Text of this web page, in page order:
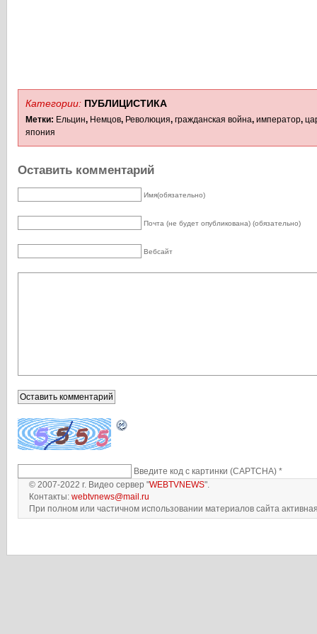
Категории: ПУБЛИЦИCTИКА
Метки: Ельцин, Немцов, Революция, гражданская война, император,
япония
Оставить комментарий
Имя(обязательно)
Почта (не будет опубликована) (обязательно)
Вебсайт
Введите код с картинки (CAPTCHA) *
© 2007-2022 г. Видео сервер "WEBTVNEWS".
Контакты: webtvnews@mail.ru
При полном или частичном использовании материалов сайта